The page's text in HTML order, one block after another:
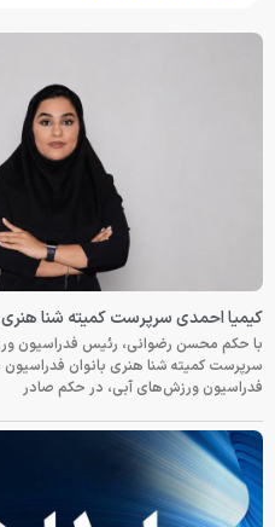
کیمیا احمدی سرپرست کمیته شنا
با حکم محسن رضوانی، رئیس فدراسیون
سرپرست کمیته شنا هنری بانوان
فدراسیون ورزش‌های آبی، در حکم صادر